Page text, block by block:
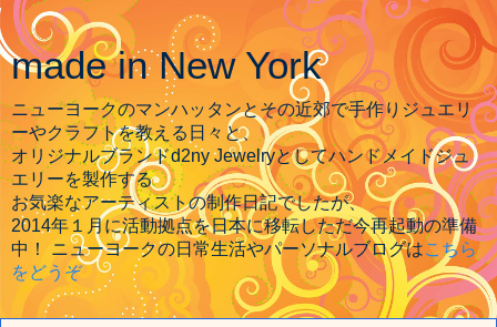
made in New York
ニューヨークのマンハッタンとその近郊で手作りジュエリ
ーやクラフトを教える日々と、
オリジナルブランドd2ny Jewelryとしてハンドメイドジュ
エリーを製作する
お気楽なアーティストの制作日記でしたが、
2014年１月に活動拠点を日本に移転しただ今再起動の準備
中！ ニューヨークの日常生活やパーソナルブログはこちら
をどうぞ